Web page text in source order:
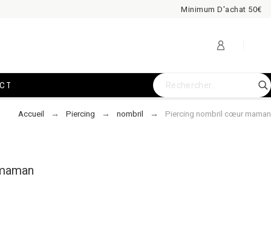
Minimum D'achat 50€
Accueil Piercing nombril Piercing nombril cœur maman